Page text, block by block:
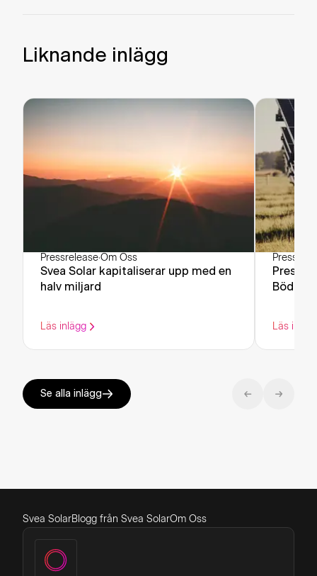
Liknande inlägg
Pressrelease·Om Oss
Svea Solar kapitaliserar upp med en
halv miljard
Läs inlägg
Böda
Läs
Se alla inlägg
Svea SolarBlogg från Svea SolarOm Oss